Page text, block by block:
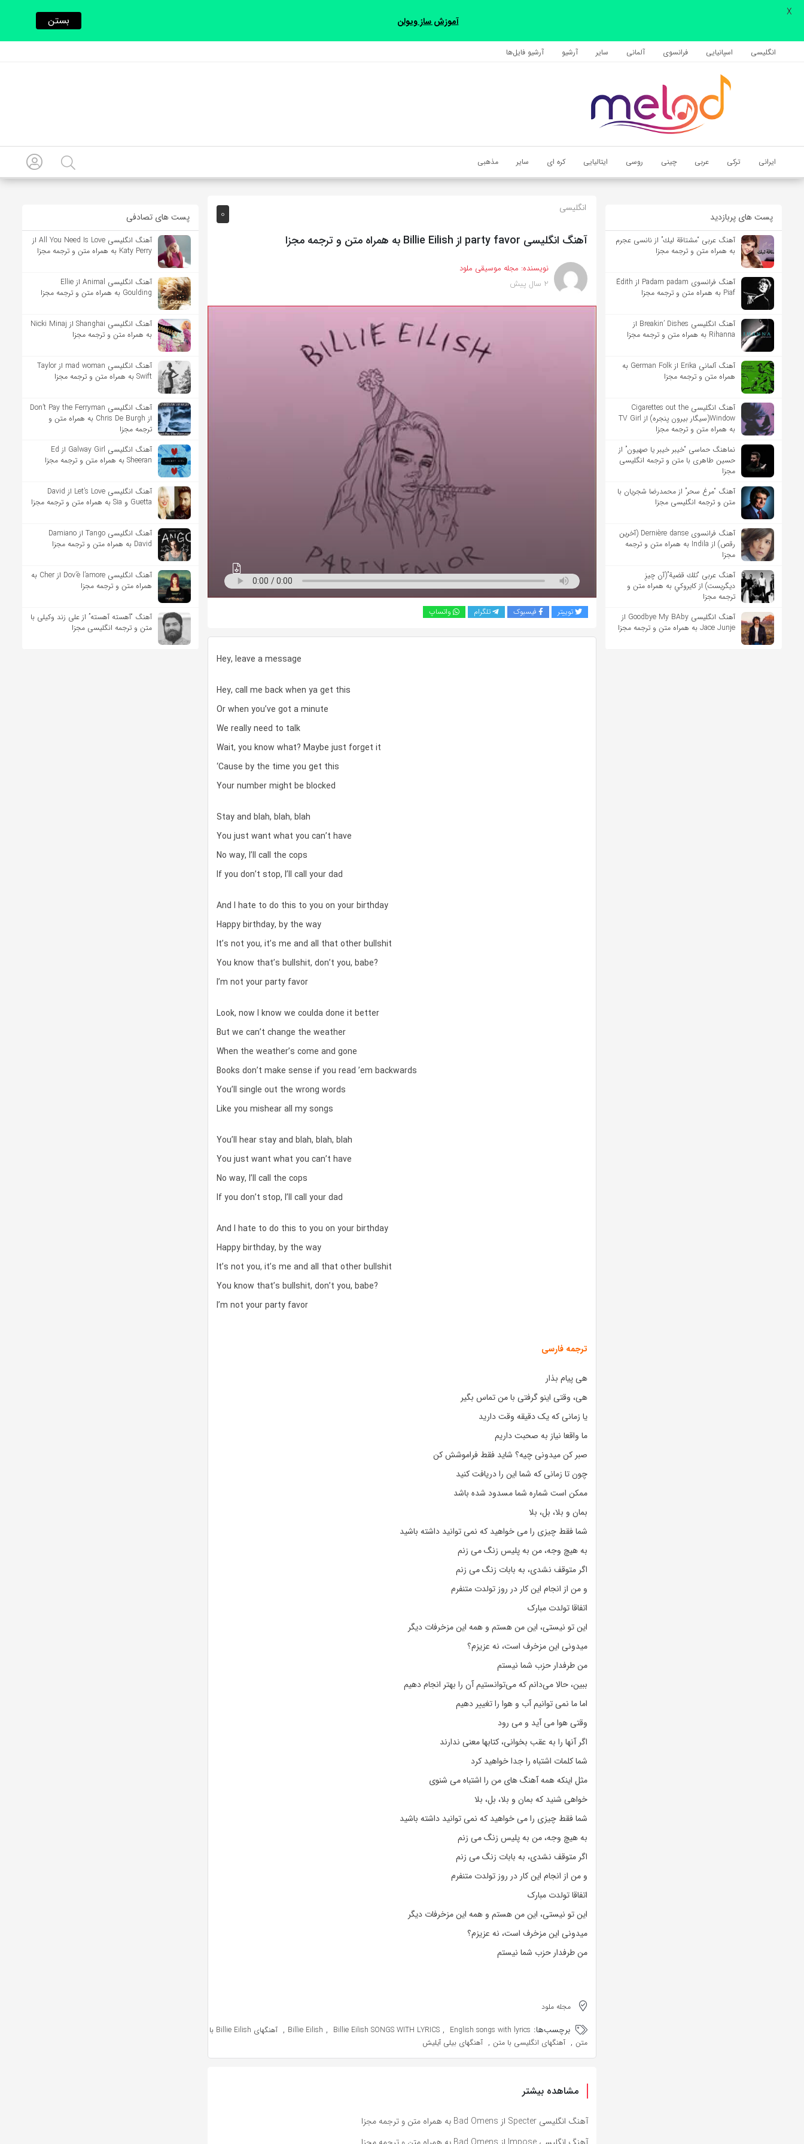
انگلیسی اسپانیایی فرانسوی آلمانی سایر آرشیو آرشیو فایل‌‎ها
ایرانی ترکی عربی چینی روسی ایتالیایی کره ای سایر مذهبی
اشتراک گذاری
با استفاده از روش‌های زیر می‌توانید این صفحه را با دوستان خود به
کپی لینک
پست های پربازدید
آهنگ عربی “مشتاقة لیك” از نانسی عجرم
به همراه متن و ترجمه مجزا
آهنگ فرانسوی Padam padam از Édith
Piaf به همراه متن و ترجمه مجزا
آهنگ انگلیسی Breakin’ Dishes از
Rihanna به همراه متن و ترجمه مجزا
آهنگ آلمانی Erika از German Folk به
همراه متن و ترجمه مجزا
آهنگ انگلیسی Cigarettes out the
Window(سیگار بیرون پنجره) از TV Girl
به همراه متن و ترجمه مجزا
نماهنگ حماسی “خیبر خیبر یا صهیون” از
حسین طاهری با متن و ترجمه انگلیسی
مجزا
آهنگ “مرغ سحر” از محمدرضا شجریان با
متن و ترجمه انگلیسی مجزا
آهنگ فرانسوی Dernière danse (آخرین
رقص) از Indila به همراه متن و ترجمه
مجزا
آهنگ عربی “تلك قضية”(آن چیزِ
دیگریست) از كايروكي به همراه متن و
ترجمه مجزا
آهنگ انگلیسی Goodbye My BAby از
Jace Junje به همراه متن و ترجمه مجزا
0 انگلیسی
آهنگ انگلیسی party favor از Billie Eilish به همراه متن و ترجمه مجزا
نویسنده: مجله موسیقی ملود
2 سال پیش
توییتر فیسبوک تلگرام واتساپ
Hey, leave a message
Hey, call me back when ya get this
Or when you’ve got a minute
We really need to talk
Wait, you know what? Maybe just forget it
‘Cause by the time you get this
Your number might be blocked
Stay and blah, blah, blah
You just want what you can’t have
No way, I’ll call the cops
If you don’t stop, I’ll call your dad
And I hate to do this to you on your birthday
Happy birthday, by the way
It’s not you, it’s me and all that other bullshit
You know that’s bullshit, don’t you, babe?
I’m not your party favor
Look, now I know we coulda done it better
But we can’t change the weather
When the weather’s come and gone
Books don’t make sense if you read ’em backwards
You’ll single out the wrong words
Like you mishear all my songs
You’ll hear stay and blah, blah, blah
You just want what you can’t have
No way, I’ll call the cops
If you don’t stop, I’ll call your dad
And I hate to do this to you on your birthday
Happy birthday, by the way
It’s not you, it’s me and all that other bullshit
You know that’s bullshit, don’t you, babe?
I’m not your party favor
ترجمه فارسی
هی پیام بذار
هی، وقتی اینو گرفتی با من تماس بگیر
یا زمانی که یک دقیقه وقت دارید
ما واقعا نیاز به صحبت داریم
صبر کن میدونی چیه؟ شاید فقط فراموشش کن
چون تا زمانی که شما این را دریافت کنید
ممکن است شماره شما مسدود شده باشد
بمان و بلا، بل، بلا
شما فقط چیزی را می خواهید که نمی توانید داشته باشید
به هیچ وجه، من به پلیس زنگ می زنم
اگر متوقف نشدی، به بابات زنگ می زنم
و من از انجام این کار در روز تولدت متنفرم
اتفاقا تولدت مبارک
این تو نیستی، این من هستم و همه این مزخرفات دیگر
میدونی این مزخرف است، نه عزیزم؟
من طرفدار حزب شما نیستم
ببین، حالا می‌دانم که می‌توانستیم آن را بهتر انجام دهیم
اما ما نمی توانیم آب و هوا را تغییر دهیم
وقتی هوا می آید و می رود
اگر آنها را به عقب بخوانی، کتابها معنی ندارند
شما کلمات اشتباه را جدا خواهید کرد
مثل اینکه همه آهنگ های من را اشتباه می شنوی
خواهی شنید که بمان و بلا، بل، بلا
شما فقط چیزی را می خواهید که نمی توانید داشته باشید
به هیچ وجه، من به پلیس زنگ می زنم
اگر متوقف نشدی، به بابات زنگ می زنم
و من از انجام این کار در روز تولدت متنفرم
اتفاقا تولدت مبارک
این تو نیستی، این من هستم و همه این مزخرفات دیگر
میدونی این مزخرف است، نه عزیزم؟
من طرفدار حزب شما نیستم
مجله ملود
برچسب‌ها: Billie Eilish , Billie Eilish SONGS WITH LYRICS , English songs with lyrics
,
آهنگهای Billie Eilish با
متن , آهنگهای انگلیسی با متن , آهنگهای بیلی آیلیش
مشاهده بیشتر
آهنگ انگلیسی Specter از Bad Omens به همراه متن و ترجمه مجزا
پست های تصادفی
آهنگ انگلیسی All You Need Is Love از
Katy Perry به همراه متن و ترجمه مجزا
آهنگ انگلیسی Animal از Ellie
Goulding به همراه متن و ترجمه مجزا
آهنگ انگلیسی Shanghai از Nicki Minaj
به همراه متن و ترجمه مجزا
آهنگ انگلیسی mad woman از Taylor
Swift به همراه متن و ترجمه مجزا
آهنگ انگلیسی Don’t Pay the Ferryman
از Chris De Burgh به همراه متن و
ترجمه مجزا
آهنگ انگلیسی Galway Girl از Ed
Sheeran به همراه متن و ترجمه مجزا
آهنگ انگلیسی Let’s Love از David
Guetta و Sia به همراه متن و ترجمه مجزا
آهنگ انگلیسی Tango از Damiano
David به همراه متن و ترجمه مجزا
آهنگ انگلیسی Dov’è l’amore از Cher به
همراه متن و ترجمه مجزا
آهنگ “آهسته آهسته” از علی زند وکیلی با
متن و ترجمه انگلیسی مجزا
آموزش ساز ویولن بستن
X